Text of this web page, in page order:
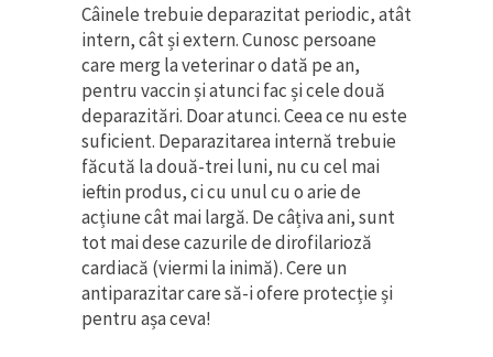
Câinele trebuie deparazitat periodic, atât
intern, cât și extern. Cunosc persoane
care merg la veterinar o dată pe an,
pentru vaccin și atunci fac și cele două
deparazitări. Doar atunci. Ceea ce nu este
suficient. Deparazitarea internă trebuie
făcută la două-trei luni, nu cu cel mai
ieftin produs, ci cu unul cu o arie de
acțiune cât mai largă. De câțiva ani, sunt
tot mai dese cazurile de dirofilarioză
cardiacă (viermi la inimă). Cere un
antiparazitar care să-i ofere protecție și
pentru așa ceva!